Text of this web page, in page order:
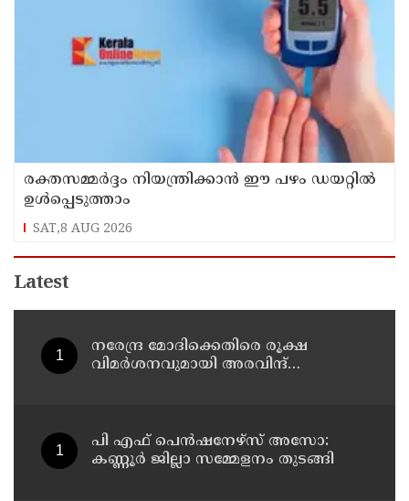
രക്തസമ്മർദ്ദം നിയന്ത്രിക്കാൻ ഈ പഴം ഡയറ്റിൽ
ഉൾപ്പെടുത്താം
SAT,8 AUG 2026
Latest
നരേന്ദ്ര മോദിക്കെതിരെ രൂക്ഷ
വിമർശനവുമായി അരവിന്ദ്
പി എഫ് പെൻഷനേഴ്സ് അസോ:
കണ്ണൂർ ജില്ലാ സമ്മേളനം തുടങ്ങി